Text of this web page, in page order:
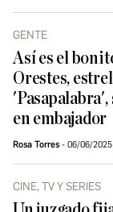
GENTE
Así es el
Orestes,
en embajador
Rosa Torres 06/06/2025
CINE, TV Y SERIES